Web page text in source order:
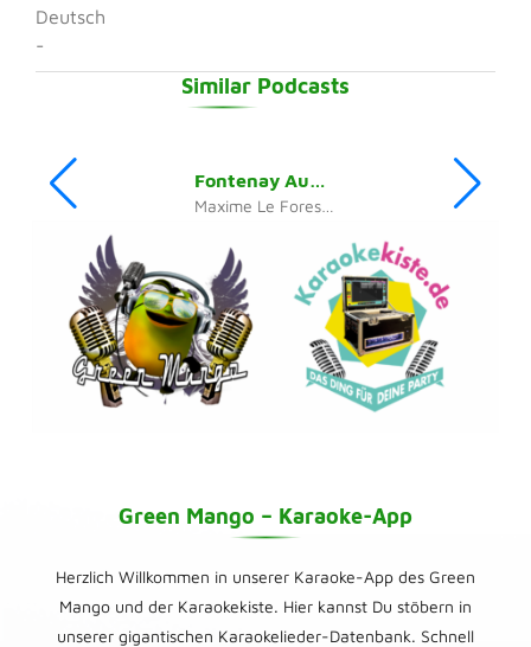
Deutsch
-
Similar Podcasts
Fontenay Aux Roses
Green Mango – Karaoke-App
Herzlich Willkommen in unserer Karaoke-App des Green
Mango und der Karaokekiste. Hier kannst Du stöbern in
unserer gigantischen Karaokelieder-Datenbank. Schnell